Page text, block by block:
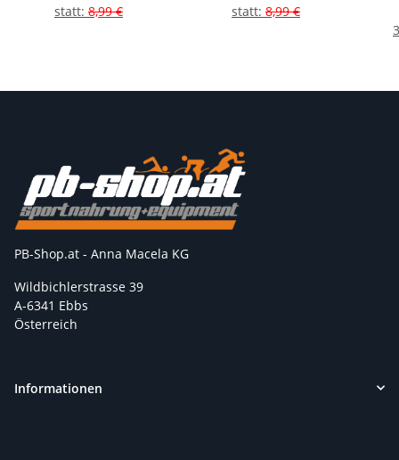
statt: 8,99 €
statt: 8,99 €
PB-Shop.at - Anna Macela KG
Wildbichlerstrasse 39
A-6341 Ebbs
Österreich
Informationen